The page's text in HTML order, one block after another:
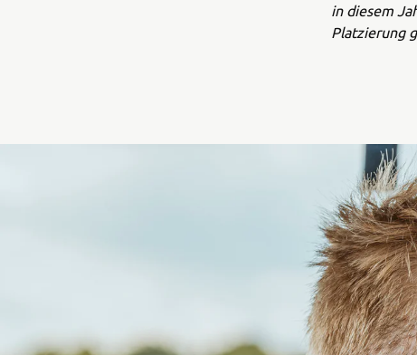
in diesem
Platzierung